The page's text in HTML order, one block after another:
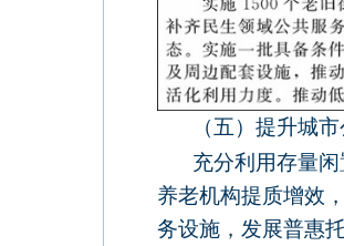
（五）提升城
充分利用存量
养老机构提质增效
务设施，发展普惠